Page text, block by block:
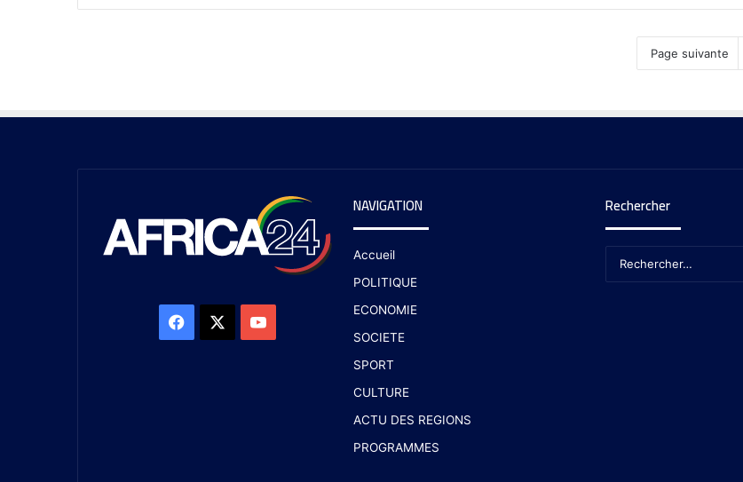
Page suivante
NAVIGATION
Accueil
POLITIQUE
ECONOMIE
SOCIETE
SPORT
CULTURE
ACTU DES REGIONS
PROGRAMMES
Rechercher